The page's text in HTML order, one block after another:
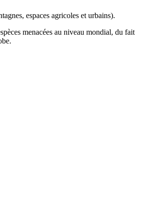
espaces agricoles et urbains).
menacées au niveau mondial, du fait